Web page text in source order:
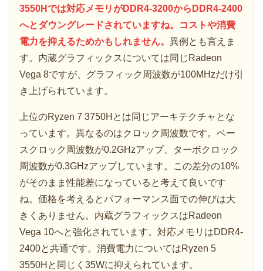
3550Hでは対応メモリがDDR4-3200からDDR4-2400
へとダウングレードされていますね。コストや消費
電力を抑えるためかもしれません。 異例とも言えま
す。内蔵グラフィックスについては同じRadeon
Vega 8ですが、グラフィック周波数が100MHzだけ引
き上げられています。
上位のRyzen 7 3750Hとは同じアーキテクチャとな
っています。異なるのはクロック周波数です。ベー
スクロック周波数が0.2GHzアップ、ターボクロック
周波数が0.3GHzアップしています。この差分の10%
がそのまま性能差になっていると考えて良いです
ね。価格を考えるとパフォーマンス面での伸びは大
きくありません。内蔵グラフィックスはRadeon
Vega 10へと強化されています。対応メモリはDDR4-
2400と共通です。消費電力についてはRyzen 5
3550Hと同じく35Wに抑えられています。